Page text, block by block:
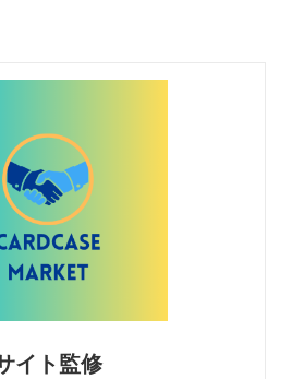
イト監修